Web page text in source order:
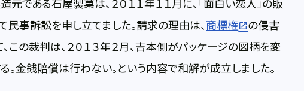
である石屋製菓は、２０１１年１１月に、「面白い恋人」の販
事訴訟を申し立てました。請求の理由は、商標権
の侵害
この裁判は、２０１３年２月、吉本側がパッケージの図柄を変
。金銭賠償は行わない。という内容で和解が成立しました。